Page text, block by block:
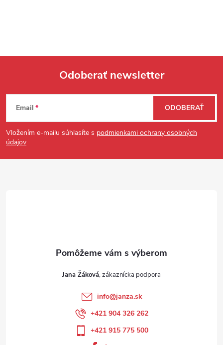
Zápätie
Odoberať newsletter
Email
Vložením e-mailu súhlasíte s podmienkami ochrany osobných
údajov
ODOBERAŤ
Jana Žáková
info@janza.sk
+421 904 326 262
+421 915 775 500